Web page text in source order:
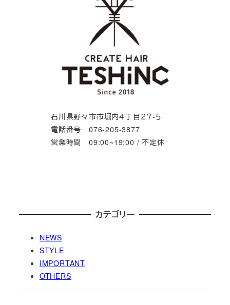
石川県野々市市堀内４丁目２７-５
電話番号 076-205-3877
営業時間 09:00~19:00 / 不定休
カテゴリー
NEWS
STYLE
IMPORTANT
OTHERS